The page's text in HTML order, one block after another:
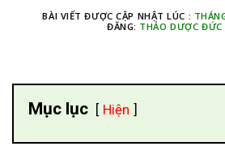
BÀI VIẾT ĐƯỢC CẬP NHẬT LÚC :
ĐĂNG: THẢO DƯỢC ĐỨC
Mục lục Hiện